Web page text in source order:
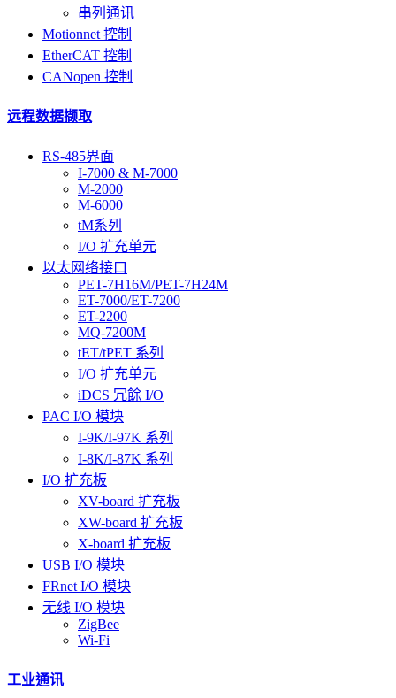
串列通讯
Motionnet 控制
EtherCAT 控制
CANopen 控制
远程数据撷取
RS-485界面
I-7000 & M-7000
M-2000
M-6000
tM系列
I/O 扩充单元
以太网络接口
PET-7H16M/PET-7H24M
ET-7000/ET-7200
ET-2200
MQ-7200M
tET/tPET 系列
I/O 扩充单元
iDCS 冗餘 I/O
PAC I/O 模块
I-9K/I-97K 系列
I-8K/I-87K 系列
I/O 扩充板
XV-board 扩充板
XW-board 扩充板
X-board 扩充板
USB I/O 模块
FRnet I/O 模块
无线 I/O 模块
ZigBee
Wi-Fi
工业通讯